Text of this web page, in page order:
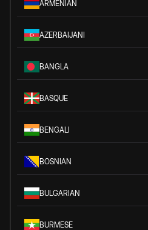
ARMENIAN
AZERBAIJANI
BANGLA
BASQUE
BENGALI
BOSNIAN
BULGARIAN
BURMESE